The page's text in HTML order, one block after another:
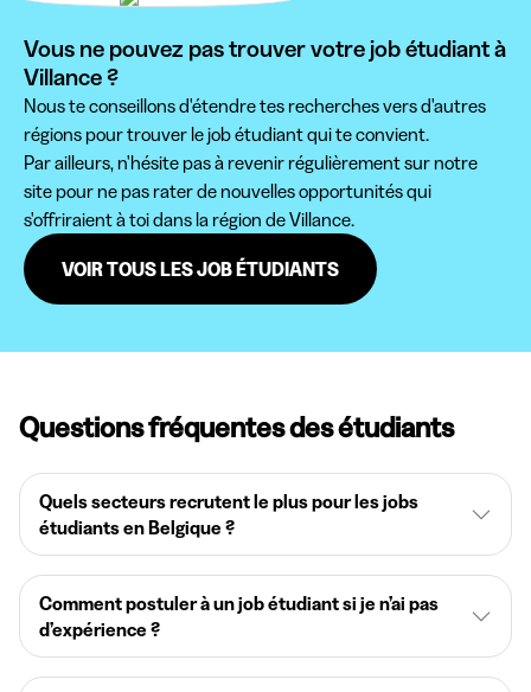
Vous ne pouvez pas trouver votre job étudiant à
Villance ?
Nous te conseillons d'étendre tes recherches vers d'autres
régions pour trouver le job étudiant qui te convient.
Par ailleurs, n'hésite pas à revenir régulièrement sur notre
site pour ne pas rater de nouvelles opportunités qui
s'offriraient à toi dans la région de Villance.
VOIR TOUS LES JOB ÉTUDIANTS
Questions fréquentes des étudiants
Quels secteurs recrutent le plus pour les jobs
étudiants en Belgique ?
Comment postuler à un job étudiant si je n’ai pas
d’expérience ?